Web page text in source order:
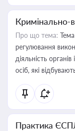
Кримінально-
Про що тема:
регулювання
діяльність
осіб, які
Практика